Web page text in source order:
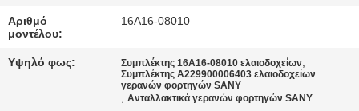
PRIVACY
Αριθμό
μοντέλου:
16A16-08010
Υψηλό φως: Συμπλέκτης 16A16-08010 ελαιοδοχείων,
Συμπλέκτης A229900006403 ελαιοδοχείων
γερανών φορτηγών SANY
,Ανταλλακτικά γερανών φορτηγών SANY